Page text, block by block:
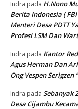
Indra pada H.Nono
Berita Indonesia ( FBI
Menteri Desa PDTT
Profesi LSM Dan
Indra pada Kantor
Agus Herman Dan
Ong Vespen
Indra pada Sebanyak
Desa Cijambu